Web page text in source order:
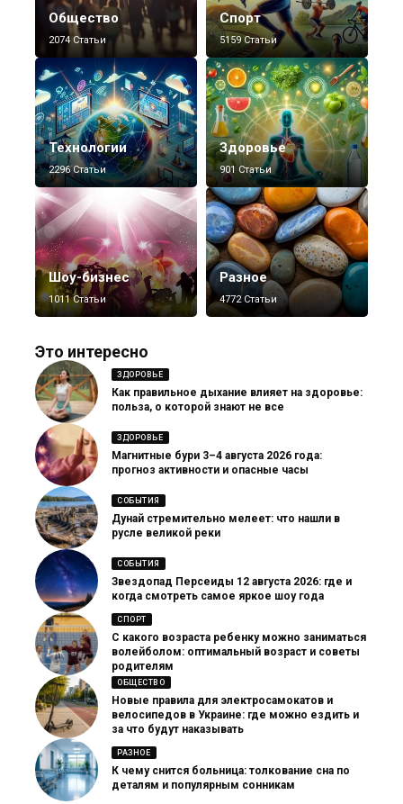
Общество
2074 Статьи
Спорт
5159 Статьи
Технологии
2296 Статьи
Здоровье
901 Статьи
Шоу-бизнес
1011 Статьи
Разное
4772 Статьи
Это интересно
ЗДОРОВЬЕ
Как правильное дыхание влияет на здоровье:
польза, о которой знают не все
ЗДОРОВЬЕ
Магнитные бури 3–4 августа 2026 года:
прогноз активности и опасные часы
СОБЫТИЯ
Дунай стремительно мелеет: что нашли в
русле великой реки
СОБЫТИЯ
Звездопад Персеиды 12 августа 2026: где и
когда смотреть самое яркое шоу года
СПОРТ
С какого возраста ребенку можно заниматься
волейболом: оптимальный возраст и советы
родителям
ОБЩЕСТВО
Новые правила для электросамокатов и
велосипедов в Украине: где можно ездить и
за что будут наказывать
РАЗНОЕ
К чему снится больница: толкование сна по
деталям и популярным сонникам